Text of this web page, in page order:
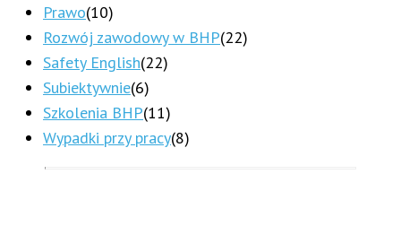
Prawo(10)
Rozwój zawodowy w BHP(22)
Safety English(22)
Subiektywnie(6)
Szkolenia BHP(11)
Wypadki przy pracy(8)